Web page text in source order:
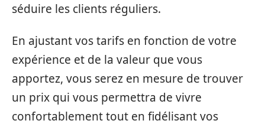
séduire les clients réguliers.
En ajustant vos tarifs en fonction de votre
expérience et de la valeur que vous
apportez, vous serez en mesure de trouver
un prix qui vous permettra de vivre
confortablement tout en fidélisant vos